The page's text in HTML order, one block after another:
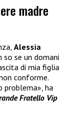
madre
Alessia
so se un domani
di mia figlia
conforme.
problema», ha
Fratello Vip